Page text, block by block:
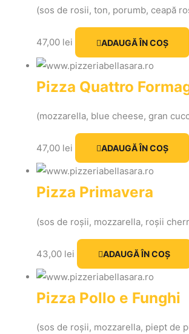
(sos de rosii, ton, porumb, ceapă
47,00 lei ADAUGĂ ÎN COȘ
Pizza Quattro
(mozzarella, blue cheese, gran
47,00 lei ADAUGĂ ÎN COȘ
Pizza Primavera
(sos de roșii, mozzarella, roșii
43,00 lei ADAUGĂ ÎN COȘ
Pizza Pollo e Funghi
(sos de roșii, mozzarella, piept de